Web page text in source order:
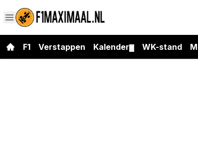
F1 Verstappen Kalender WK-stand